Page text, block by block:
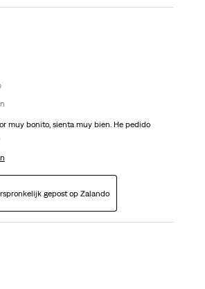
muy bonito, sienta muy bien. He pedido
gepost op Zalando